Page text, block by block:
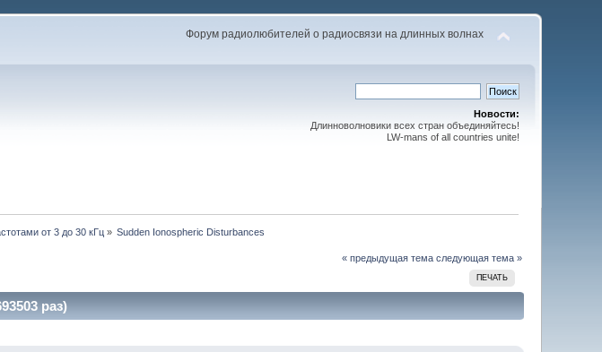
Форум радиолюбителей о радиосвязи на длинных волнах
Новости:
Длинноволновики всех стран объединяйтесь!
LW-mans of all countries unite!
от 3 до 30 кГц » Sudden Ionospheric Disturbances
« предыдущая тема следующая тема »
ПЕЧАТЬ
раз)